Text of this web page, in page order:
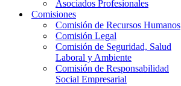
Asociados Profesionales
Comisiones
Comisión de Recursos Humanos
Comisión Legal
Comisión de Seguridad, Salud
Laboral y Ambiente
Comisión de Responsabilidad
Social Empresarial